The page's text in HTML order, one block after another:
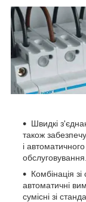
Швидкі
також
і
обслуговування.
Комбінація
автоматичні
сумісні зі